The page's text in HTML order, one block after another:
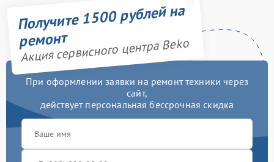
Получите 1500 рублей на
ремонт
Акция сервисного центра Beko
При оформлении заявки на ремонт техники через
сайт,
действует персональная бессрочная скидка